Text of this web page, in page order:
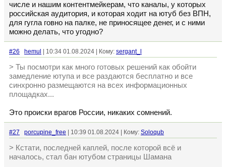
числе и нашим контентмейкерам, что каналы, у которых
российская аудитория, и которая ходит на ютуб без ВПН,
для гугла говно на палке, не приносящее денег, и с ними
можно делать, что угодно?
#26 hemul | 10:34 01.08.2024 | Кому: sergant_l
> Ты посмотри как много готовых решений как обойти
замедление ютупа и все раздаются бесплатно и все
синхронно размещаются на всех информационных
площадках...
Это происки врагов России, никаких сомнений.
#27 porcupine_free | 10:39 01.08.2024 | Кому: Soloqub
> Кстати, последней каплей, после которой всё и
началось, стал бан ютубом страницы Шамана